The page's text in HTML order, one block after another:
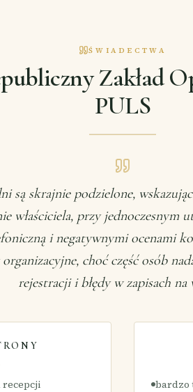
ŚWIADECTWA
Zakład
PULS
są skrajnie podzielone,
właściciela, przy jednoczesnym
i negatywnymi ocenami
choć część osób
rejestracji i błędy w zapisach na
recepcji
bardzo